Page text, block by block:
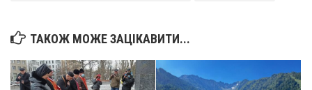
Квіти Слобожанщини
ТАКОЖ МОЖЕ ЗАЦІКАВИТИ...